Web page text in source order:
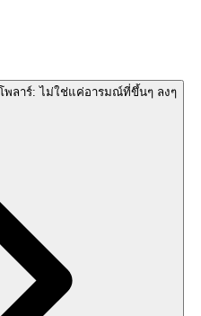
พลาร์: ไม่ใช่แค่อารมณ์ที่ขึ้นๆ ลงๆ